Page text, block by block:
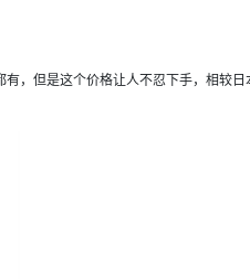
但是这个价格让人不忍下手，相较日